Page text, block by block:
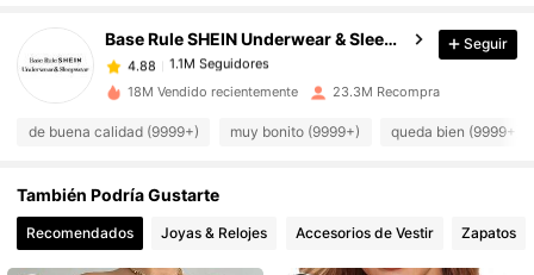
Base Rule SHEIN Underwear & Sleepwear
4.88 1.1M Seguidores
4.88 1.1M Seguidores
4.88
Seguir
18M Vendido recientemente 23.3M Recompra
de buena calidad (9999+) muy bonito (9999+) queda bien (9999+)
También Podría Gustarte
Recomendados Joyas & Relojes Accesorios de Vestir Zapatos